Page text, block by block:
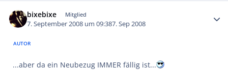
bixebixe Mitglied
7. September 2008 um 09:387. Sep 2008
AUTOR
...aber da ein Neubezug IMMER fällig ist...